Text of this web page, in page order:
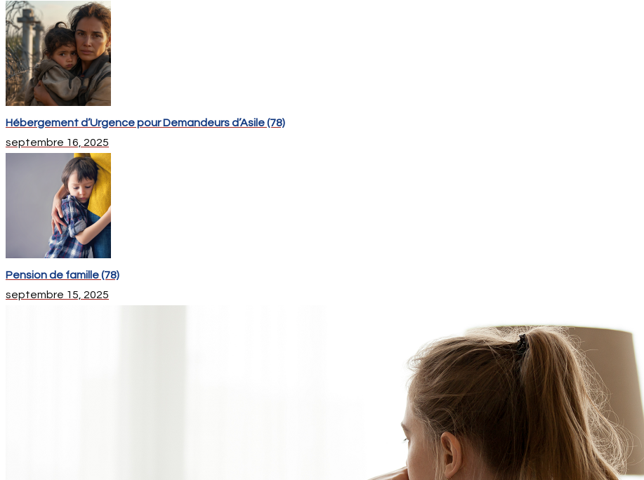
Hébergement d’Urgence pour Demandeurs d’Asile (78)
septembre 16, 2025
Pension de famille (78)
septembre 15, 2025